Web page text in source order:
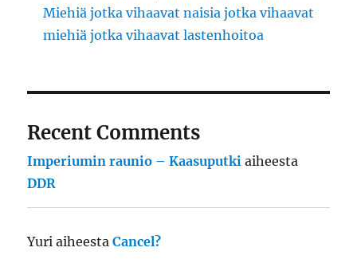
Miehiä jotka vihaavat naisia jotka vihaavat
miehiä jotka vihaavat lastenhoitoa
Recent Comments
Imperiumin raunio – Kaasuputki aiheesta
DDR
Yuri aiheestaCancel?